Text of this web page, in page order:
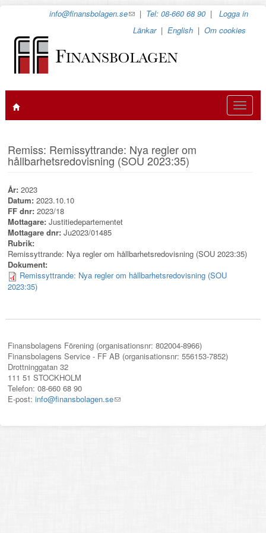
info@finansbolagen.se(link
e-
| Tel: 08-660 68 90 |Logga in
Länkar|English |Om cookies
Toggle
Remiss: Remissyttrande: Nya regler om
hållbarhetsredovisning (SOU 2023:35)
År:2023
Datum:2023.10.10
FF dnr:2023/18
Mottagare:Justitiedepartementet
Mottagare dnr:Ju2023/01485
Rubrik:
Remissyttrande: Nya regler om hållbarhetsredovisning (SOU 2023:35)
Dokument:
Remissyttrande: Nya regler om hållbarhetsredovisning (SOU
2023:35)
Finansbolagens Förening (organisationsnr: 802004-8966)
Finansbolagens Service - FF AB (organisationsnr: 556153-7852)
Drottninggatan 32
111 51 STOCKHOLM
Telefon: 08-660 68 90
E-post:info@finansbolagen.se(link